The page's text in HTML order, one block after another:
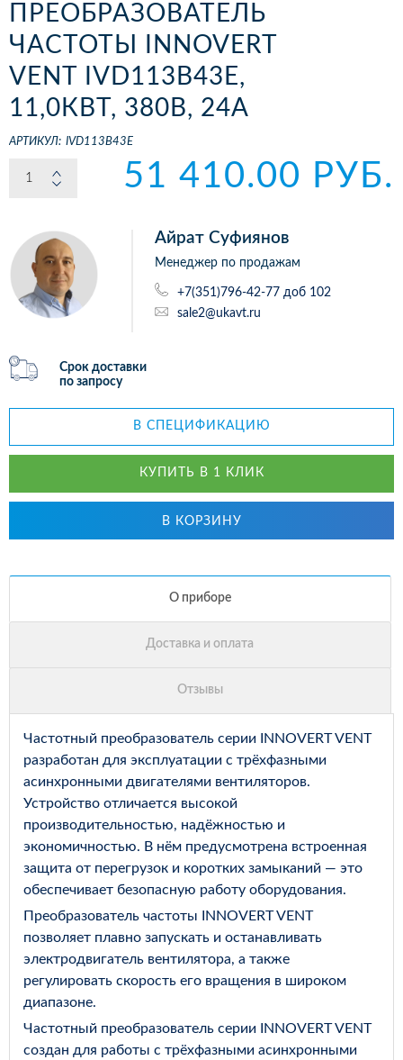
ПРЕОБРАЗОВАТЕЛЬ
ЧАСТОТЫ INNOVERT
VENT IVD113B43E,
11,0КВТ, 380В, 24А
АРТИКУЛ: IVD113B43E
51 410.00 РУБ.
Айрат Суфиянов
Менеджер по продажам
+7(351)796-42-77 доб 102
sale2@ukavt.ru
Срок доставки
по запросу
В СПЕЦИФИКАЦИЮ
КУПИТЬ В 1 КЛИК
В КОРЗИНУ
Частотный преобразователь серии INNOVERT VENT
разработан для эксплуатации с трёхфазными
асинхронными двигателями вентиляторов.
Устройство отличается высокой
производительностью, надёжностью и
экономичностью. В нём предусмотрена встроенная
защита от перегрузок и коротких замыканий — это
обеспечивает безопасную работу оборудования.
Преобразователь частоты INNOVERT VENT
позволяет плавно запускать и останавливать
электродвигатель вентилятора, а также
регулировать скорость его вращения в широком
диапазоне.
Частотный преобразователь серии INNOVERT VENT
создан для работы с трёхфазными асинхронными